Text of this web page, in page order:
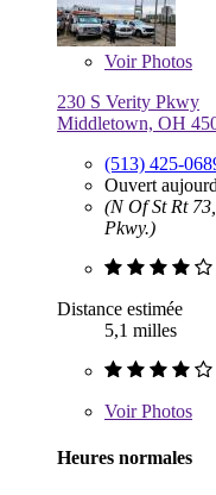
VoirPhotos
230 S Verity Pkwy
Middletown, OH
(513) 425-
Ouvert
(N Of St Rt
Pkwy.)
Distance estimée
5,1 milles
VoirPhotos
Heures normales